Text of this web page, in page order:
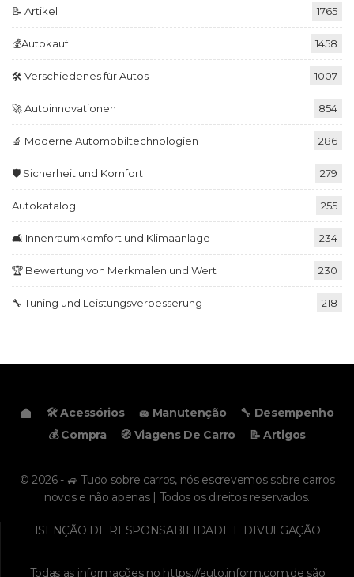
📝 Artikel 1765
💰Autokauf 1458
🛠️ Verschiedenes für Autos 1007
🚀 Autoinnovationen 854
🔬 Moderne Automobiltechnologien 286
🛡️ Sicherheit und Komfort 279
Autokatalog 255
🛋️ Innenraumkomfort und Klimaanlage 234
🏆 Bewertung von Merkmalen und Wert 230
🔧 Tuning und Leistungsverbesserung 218
🛠️ Acessórios 🧽 Manutenção
🔧 Desempenho
💰 Compra
🧭 Viagens De Carro 📝 Artigos
© 2026 - 🚙 Tudo sobre carros, nós escrevemos sobre carros
novos e não apenas | Todos os direitos reservados.
ISENÇÃO DE RESPONSABILIDADE E DIVULGAÇÃO
Todas as informações no https://auto.inform.com.de são